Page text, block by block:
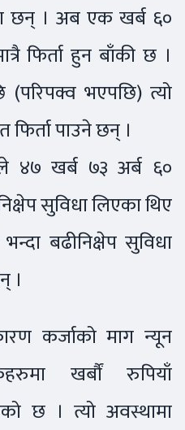
छन् । अब एक खर्ब ६०
फिर्ता हुन बाँकी छ ।
भएपछि) त्यो
पाउने छन् ।
खर्ब ७३ अर्ब ६०
सुविधा लिएका थिए
बढीनिक्षेप सुविधा
।
कर्जाको माग न्यून
खर्बौं रुपियाँ
छ । त्यो अवस्थामा